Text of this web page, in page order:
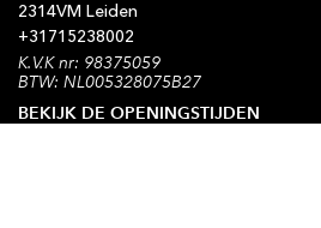
2314VM Leiden
+31715238002
K.V.K nr: 98375059
BTW: NL005328075B27
BEKIJK DE OPENINGSTIJDEN